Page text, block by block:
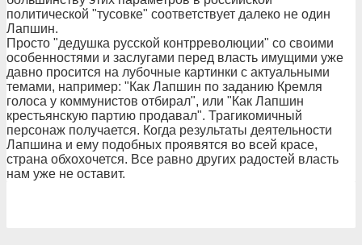
политической "тусовке" соответствует далеко не один
Лапшин.
Просто "дедушка русской контрреволюции" со своими
особенностями и заслугами перед власть имущими уже
давно просится на лубочные картинки с актуальными
темами, например: "Как Лапшин по заданию Кремля
голоса у коммунистов отбирал", или "Как Лапшин
крестьянскую партию продавал". Трагикомичный
персонаж получается. Когда результаты деятельности
Лапшина и ему подобных проявятся во всей красе,
страна обхохочется. Все равно других радостей власть
нам уже не оставит.